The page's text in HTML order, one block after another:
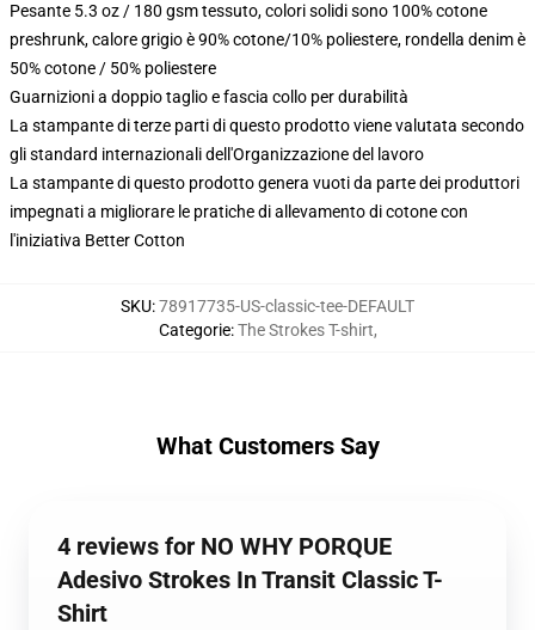
Pesante 5.3 oz / 180 gsm tessuto, colori solidi sono 100% cotone
preshrunk, calore grigio è 90% cotone/10% poliestere, rondella denim è
50% cotone / 50% poliestere
Guarnizioni a doppio taglio e fascia collo per durabilità
La stampante di terze parti di questo prodotto viene valutata secondo
gli standard internazionali dell'Organizzazione del lavoro
La stampante di questo prodotto genera vuoti da parte dei produttori
impegnati a migliorare le pratiche di allevamento di cotone con
l'iniziativa Better Cotton
SKU:78917735-US-classic-tee-DEFAULT
Categorie:The Strokes T-shirt,
What Customers Say
4 reviews for NO WHY PORQUE
Adesivo Strokes In Transit Classic T-
Shirt